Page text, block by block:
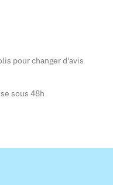
être
sur
pour changer d'avis
sous 48h